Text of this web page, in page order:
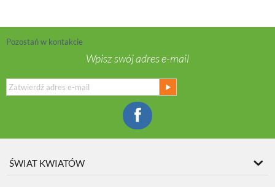
Pozostań w kontakcie
Wpisz swój adres e-mail
ŚWIAT KWIATÓW